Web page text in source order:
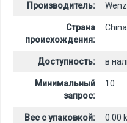
Производитель:
Страна
происхождения:
China
Доступность: в
Минимальный
запрос:
10
Вес с упаковкой: 0.00